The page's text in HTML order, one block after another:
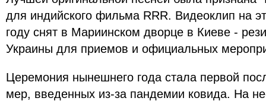
для индийского фильма RRR. Видеоклип на
году снят в Мариинском дворце в Киеве -
Украины для приемов и официальных
Церемония нынешнего года стала первой
мер, введенных из-за пандемии ковида. На